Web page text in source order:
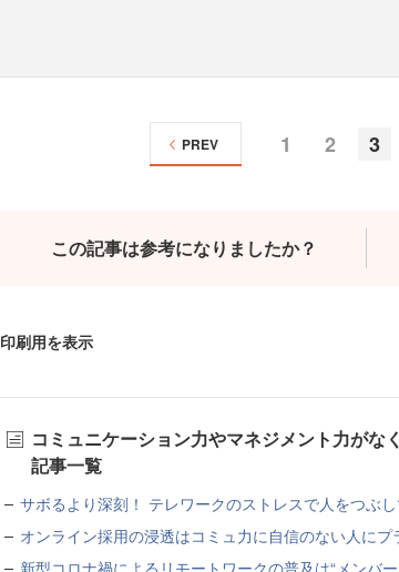
1 2 3
PREV
この記事は参考になりましたか？
印刷用を表示
コミュニケーション力やマネジメント力がな
記事一覧
サボるより深刻！ テレワークのストレスで人をつぶ
オンライン採用の浸透はコミュ力に自信のない人にプ